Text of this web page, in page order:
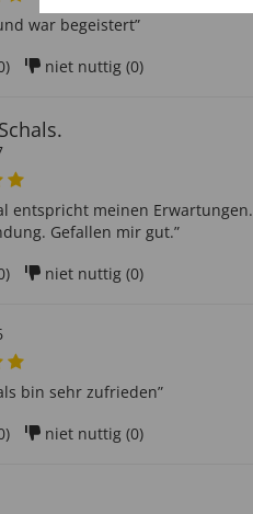
war begeistert”
) niet nuttig (0)
entspricht meinen
Gefallen mir gut.”
) niet nuttig (0)
bin sehr zufrieden”
) niet nuttig (0)